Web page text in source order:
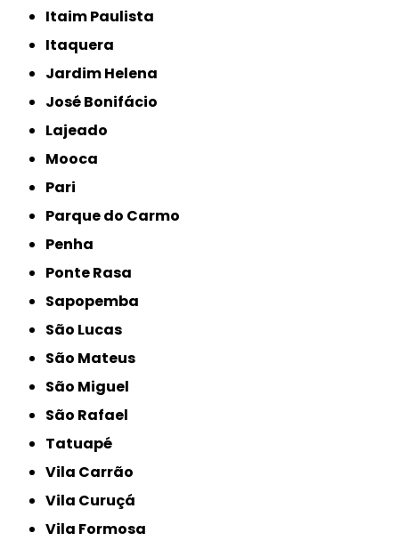
Itaim Paulista
Itaquera
Jardim Helena
José Bonifácio
Lajeado
Mooca
Pari
Parque do Carmo
Penha
Ponte Rasa
Sapopemba
São Lucas
São Mateus
São Miguel
São Rafael
Tatuapé
Vila Carrão
Vila Curuçá
Vila Formosa